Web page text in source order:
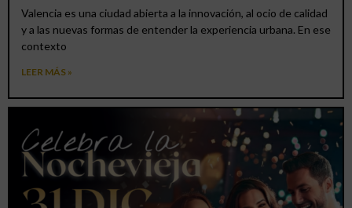
Valencia es una ciudad abierta a la innovación, al ocio de calidad
y a las nuevas formas de entender la experiencia urbana. En ese
contexto
LEER MÁS »